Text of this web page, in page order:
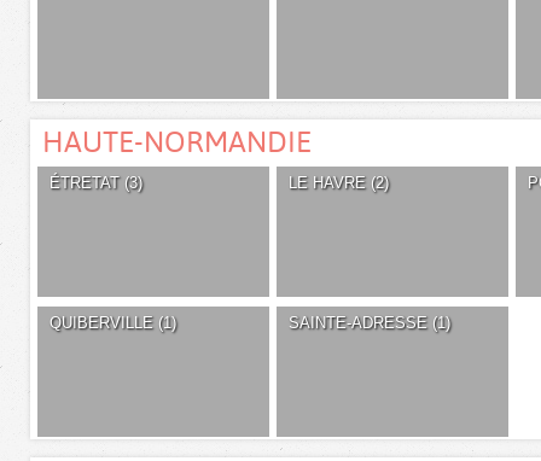
HAUTE-NORMANDIE
ÉTRETAT (3) LE HAVRE (2)
QUIBERVILLE (1) SAINTE-ADRESSE (1)